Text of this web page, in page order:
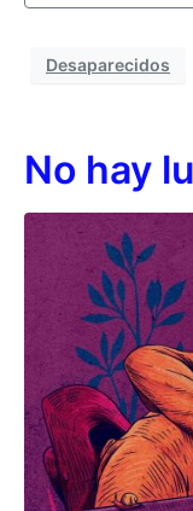
Desaparecidos
No hay